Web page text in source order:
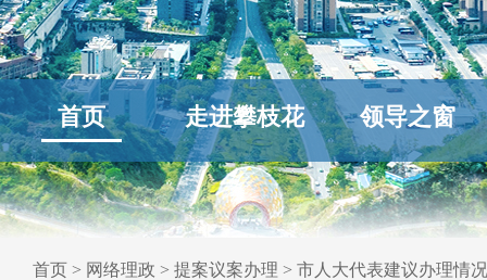
首页 走进攀枝花 领导之窗
首页 > 网络理政 > 提案议案办理 > 市人大代表建议办理情况